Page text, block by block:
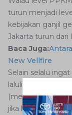
turun menjadi
kebijakan ganjil
Jakarta turun dari
Baca Juga:
New Vellfire
Selain selalu
lalulintas ganjil
(mencuci tangan,
jika keluar